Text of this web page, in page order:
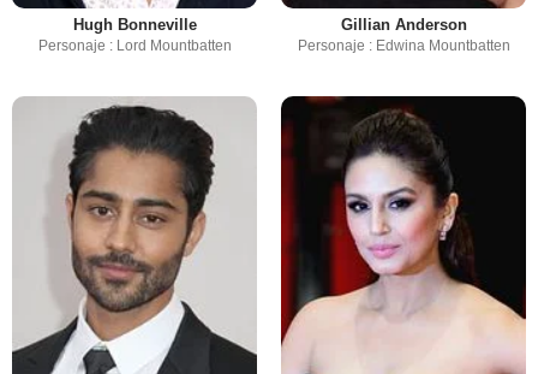
Hugh Bonneville
Personaje : Lord Mountbatten
Gillian Anderson
Personaje : Edwina Mountbatten